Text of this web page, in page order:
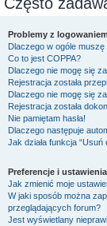
Problemy z
Dlaczego w ogóle
Co to jest COPPA?
Dlaczego nie mogę się
Rejestracja została
Dlaczego nie mogę się
Rejestracja została
Nie pamiętam hasła!
Dlaczego następuje
Jak działa funkcja
Preferencje i
Jak zmienić moje
W jaki sposób można
przeglądających forum?
Jest wyświetlany